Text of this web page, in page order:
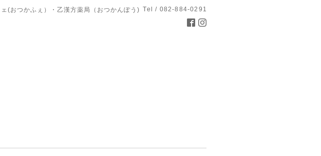
(おつかふぇ）・乙漢方薬局（おつかんぽう) Tel / 082-884-0291